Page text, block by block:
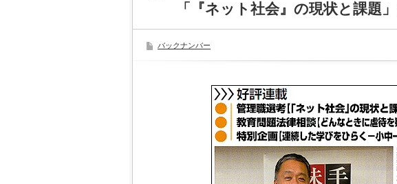
「『ネット社会』の現状と課題
バックナンバー